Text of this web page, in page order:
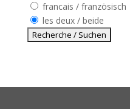
francais / französisch
les deux / beide